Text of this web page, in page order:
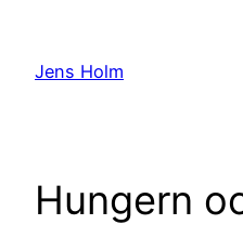
innehåll
Jens Holm
Hungern